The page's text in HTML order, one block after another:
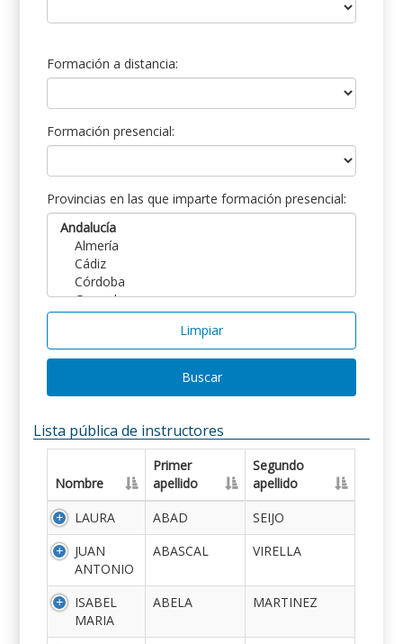
Formación a distancia:
Formación presencial:
Provincias en las que imparte formación presencial:
Limpiar
Buscar
Lista pública de instructores
Nombre
Primer
apellido
Segundo
apellido
LAURA
ABAD
SEIJO
JUAN
ANTONIO
ABASCAL VIRELLA
ISABEL
MARIA
ABELA MARTINEZ